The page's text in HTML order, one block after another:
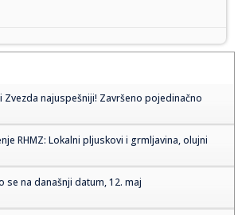
Zvezda najuspešniji! Završeno pojedinačno
RHMZ: Lokalni pljuskovi i grmljavina, olujni
se na današnji datum, 12. maj